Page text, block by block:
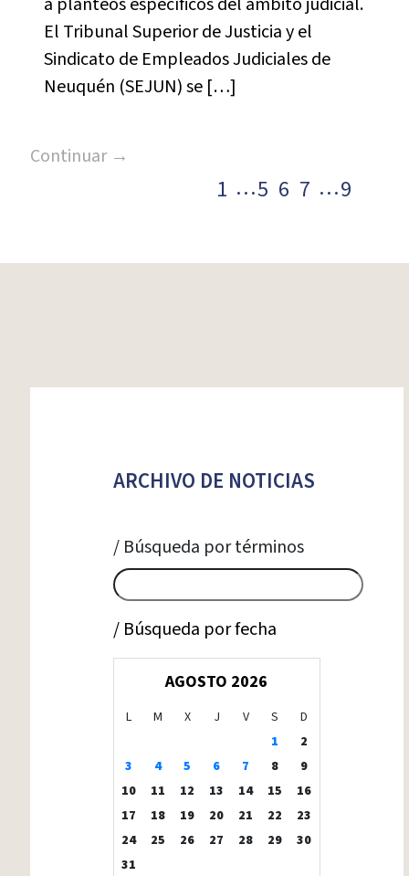
El Tribunal Superior de Justicia y el
Sindicato de Empleados Judiciales de
Neuquén (SEJUN) se […]
Continuar →
de
1 …5 6 7 …9
ARCHIVO DE NOTICIAS
/ Búsqueda por términos
/ Búsqueda por fecha
AGOSTO 2026
L M X J V S
D
1
2
3
4 5 6 7 8
9
10
11 12 13 14 15
16
17
18 19 20 21 22
23
24
25 26 27 28 29
30
31